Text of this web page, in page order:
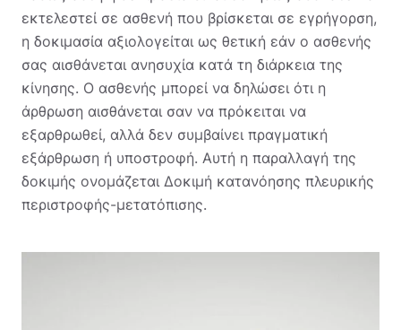
εκτελεστεί σε ασθενή που βρίσκεται σε εγρήγορση,
η δοκιμασία αξιολογείται ως θετική εάν ο ασθενής
σας αισθάνεται ανησυχία κατά τη διάρκεια της
κίνησης. Ο ασθενής μπορεί να δηλώσει ότι η
άρθρωση αισθάνεται σαν να πρόκειται να
εξαρθρωθεί, αλλά δεν συμβαίνει πραγματική
εξάρθρωση ή υποστροφή. Αυτή η παραλλαγή της
δοκιμής ονομάζεται Δοκιμή κατανόησης πλευρικής
περιστροφής-μετατόπισης.